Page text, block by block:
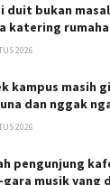
duit bukan
katering
2026
kampus masih
dan nggak
2026
pengunjung
gara musik yang